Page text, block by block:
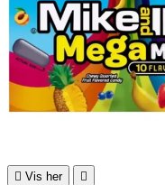
 Vis her 